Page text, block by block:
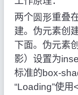
两个圆形重叠
建。伪元素创
下面。伪元素
影）设置为
标准的box-
“Loading”使用